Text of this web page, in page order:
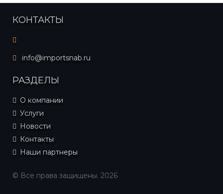
КОНТАКТЫ
info@importsnab.ru
РАЗДЕЛЫ
О компании
Услуги
Новости
Контакты
Наши партнеры
© Все права защищены. 2026